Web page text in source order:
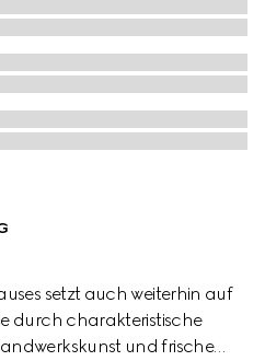
setzt auch weiterhin auf
durch charakteristische
und frische